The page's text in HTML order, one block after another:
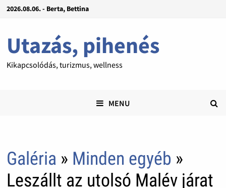
2026.08.06. - Berta, Bettina
Utazás, pihenés
Kikapcsolódás, turizmus, wellness
MENU
Galéria » Minden egyéb »
Leszállt az utolsó Malév járat